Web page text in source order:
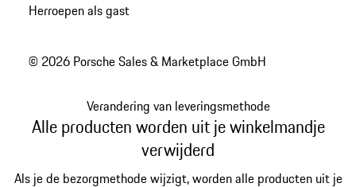
Herroepen als gast
© 2026 Porsche Sales & Marketplace GmbH
Verandering van leveringsmethode
Alle producten worden uit je winkelmandje
verwijderd
Als je de bezorgmethode wijzigt, worden alle producten uit je